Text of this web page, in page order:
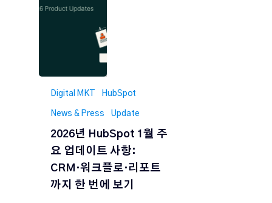
Digital MKT HubSpot
News & Press Update
2026년 HubSpot 1월 주
요 업데이트 사항:
CRM·워크플로·리포트
까지 한 번에 보기